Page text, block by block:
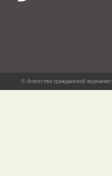
© Агентство гражданской